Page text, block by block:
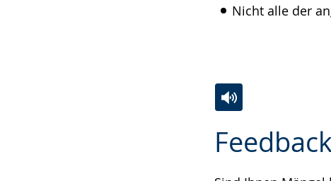
Nicht alle der
Leichten
Audio-
Video